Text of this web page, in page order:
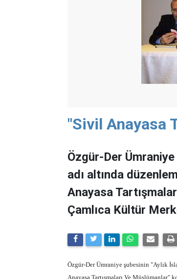
"Sivil Anayasa
Özgür-Der
adı altında
Anayasa
Çamlıca Kültür
Özgür-Der Ümraniye şubesinin "Aylık
Anayasa Tartışmaları Ve Müslümanlar"